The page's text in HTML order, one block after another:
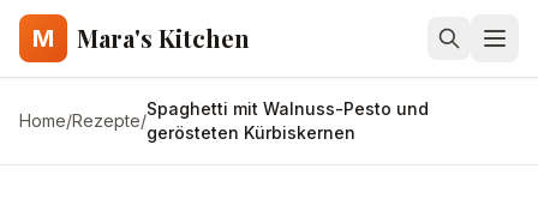
M Mara's Kitchen
Home/Rezepte/
Spaghetti mit Walnuss-Pesto und
gerösteten Kürbiskernen